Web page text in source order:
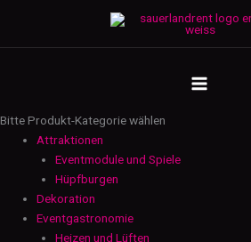
springen
MENU
Bitte Produkt-Kategorie wählen
Attraktionen
Eventmodule und Spiele
Hüpfburgen
Dekoration
Eventgastronomie
Heizen und Lüften
Veltins